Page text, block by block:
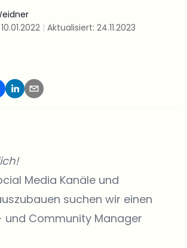
10.01.2022 | Aktualisiert: 24.11.2023
Media Kanäle und
suchen wir einen
und Community Manager